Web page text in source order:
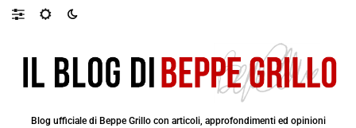
Blog ufficiale di Beppe Grillo con articoli, approfondimenti ed opinioni